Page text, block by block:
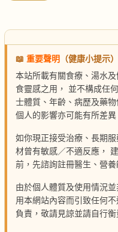
📖 重要聲明
（健康小提示）
本站所載有關食療、湯水
食靈感之用， 並不構成任
士體質、年齡、病歷及藥
個人的影響亦可能有所差異
如你現正接受治療、長期
材曾有敏感／不適反應，
前，先諮詢註冊醫生、營
由於個人體質及使用情況
用本網站內容而引致任何
負責，敬請見諒並請自行衡